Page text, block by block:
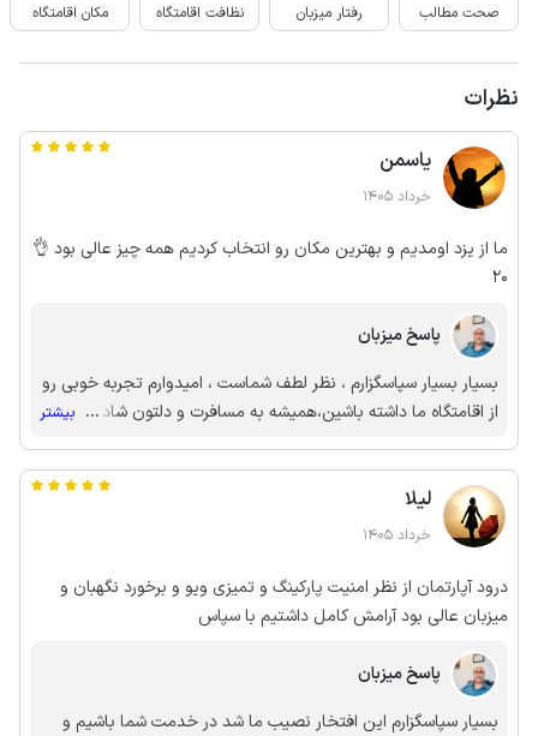
صحت مطالب
رفتار میزبان
نظافت اقامتگاه
مکان اقامتگاه
نظرات
یاسمن
خرداد 1405
ما از یزد اومدیم و بهترین مکان رو انتخاب کردیم همه چیز عالی بود 👌
20
پاسخ میزبان
بسیار بسیار سپاسگزارم ، نظر لطف شماست ، امیدوارم تجربه خوبی رو
از اقامتگاه ما داشته باشین،همیشه به مسافرت و دلتون شاد شاد شاد
... بیشتر
لیلا
خرداد 1405
درود آپارتمان از نظر امنیت پارکینگ و تمیزی ویو و برخورد نگهبان و
میزبان عالی بود آرامش کامل داشتیم با سپاس
پاسخ میزبان
بسیار سپاسگزارم این افتخار نصیب ما شد در خدمت شما باشیم و